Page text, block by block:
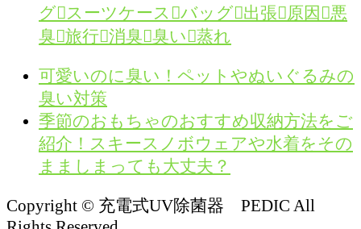
グ
スーツケース バッグ 出張 原因
悪
臭 旅行 消臭 臭い 蒸れ
可愛いのに臭い！ペットやぬいぐるみの
臭い対策
季節のおもちゃのおすすめ収納方法をご
紹介！スキースノボウェアや水着をその
まましまっても大丈夫？
Copyright © 充電式UV除菌器 PEDIC All